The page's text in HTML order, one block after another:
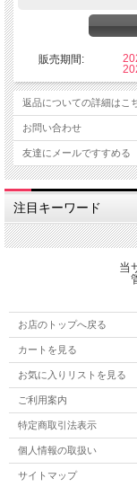
販売期間:
返品についての詳細はこ
お問い合わせ
友達にメールですすめる
注目キーワード
当
お店のトップへ戻る
カートを見る
お気に入りリストを見る
ご利用案内
特定商取引法表示
個人情報の取扱い
サイトマップ